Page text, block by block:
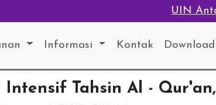
UIN
Informasi Kontak Download
Tahsin Al -